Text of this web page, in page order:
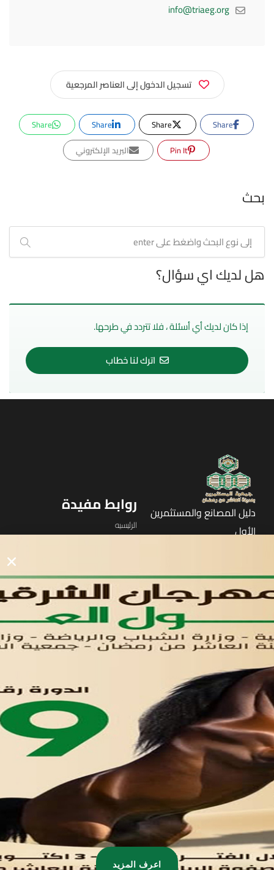
info@triaeg.org
تسجيل الدخول إلى العناصر المرجعية
Share
Share
Share
Share
Pin It
البريد الإلكتروني
بحث
هل لديك اي سؤال؟
إذا كان لديك أي أسئلة ، فلا تتردد في طرحها.
اترك لنا خطاب
دليل المصانع والمستثمرين
الأول
روابط مفيدة
الرئيسيه
اتصل بنا
تواصل معنا
مدينة العاشر من رمضان
01221020029
055-4494429
055-4494406
055-4494414
info.triaeg@yahoo.com
info@triaeg-guide.com
اعرف المزيد